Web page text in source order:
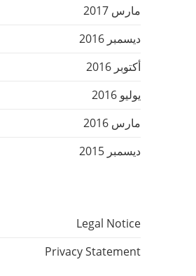
مارس 2017
ديسمبر 2016
أكتوبر 2016
يوليو 2016
مارس 2016
ديسمبر 2015
Legal Notice
Privacy Statement